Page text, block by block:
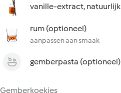
vanille-extract, natuurlijk
rum (optioneel)
aanpassen aan smaak
gemberpasta (optioneel)
Gemberkoekjes